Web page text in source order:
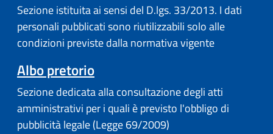
Sezione istituita ai sensi del D.lgs. 33/2013. I dati
personali pubblicati sono riutilizzabili solo alle
condizioni previste dalla normativa vigente
Albo pretorio
Sezione dedicata alla consultazione degli atti
amministrativi per i quali è previsto l'obbligo di
pubblicità legale (Legge 69/2009)